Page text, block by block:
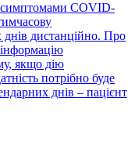
симптомами COVID-
днів дистанційно. Про
якщо дію
потрібно буде
днів – пацієнт